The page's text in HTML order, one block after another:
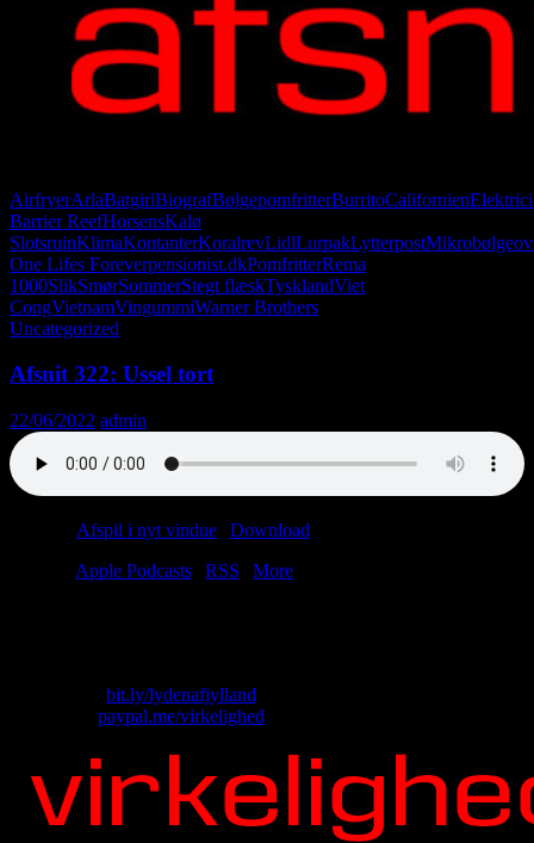
AirfryerArlaBatgirlBiografBølgepomfritterBurritoCalifornien
Barrier ReefHorsensKalø
SlotsruinKlimaKontanterKoralrevLidlLurpakLytterpost
One Lifes Foreverpensionist.dkPomfritterRema
1000SlikSmørSommerStegt flæskTysklandViet
CongVietnamVingummiWarner Brothers
Uncategorized
Afsnit 322: Ussel tort
22/06/2022 admin
Afspil i nyt vindue Download
Apple Podcasts RSS
More
bit.ly/lydenafjylland
paypal.me/virkelighed